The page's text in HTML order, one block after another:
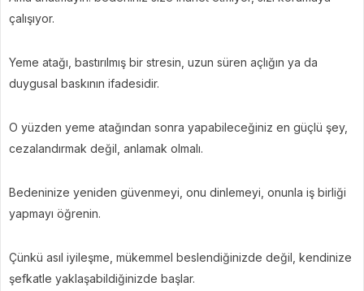
çalışıyor.
Yeme atağı, bastırılmış bir stresin, uzun süren açlığın ya da
duygusal baskının ifadesidir.
O yüzden yeme atağından sonra yapabileceğiniz en güçlü şey,
cezalandırmak değil, anlamak olmalı.
Bedeninize yeniden güvenmeyi, onu dinlemeyi, onunla iş birliği
yapmayı öğrenin.
Çünkü asıl iyileşme, mükemmel beslendiğinizde değil, kendinize
şefkatle yaklaşabildiğinizde başlar.